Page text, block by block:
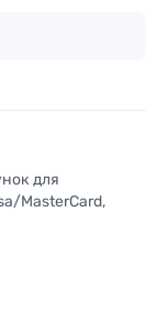
для
MasterCard,